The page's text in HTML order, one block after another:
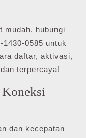
mudah, hubungi
1430-0585 untuk
daftar, aktivasi,
terpercaya!
dan kecepatan